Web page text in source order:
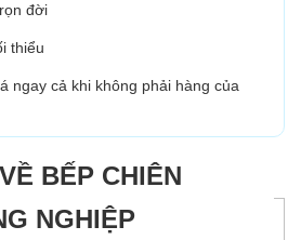
đời
thiểu
ngay cả khi không phải hàng của
BẾP CHIÊN
NGHIỆP